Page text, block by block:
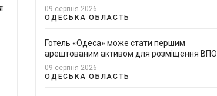
09 серпня 2026
ОДЕСЬКА ОБЛАСТЬ
Готель «Одеса» може стати першим
арештованим активом для розміщення ВПО
09 серпня 2026
ОДЕСЬКА ОБЛАСТЬ